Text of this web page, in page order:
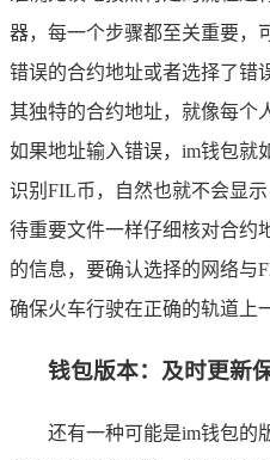
器，每一个步骤都至关重要，
错误的合约地址或者选择了错
其独特的合约地址，就像每个
如果地址输入错误，im钱包就
识别FIL币，自然也就不会显
待重要文件一样仔细核对合约
的信息，要确认选择的网络与
确保火车行驶在正确的轨道上
钱包版本：及时更新
还有一种可能是im钱包的